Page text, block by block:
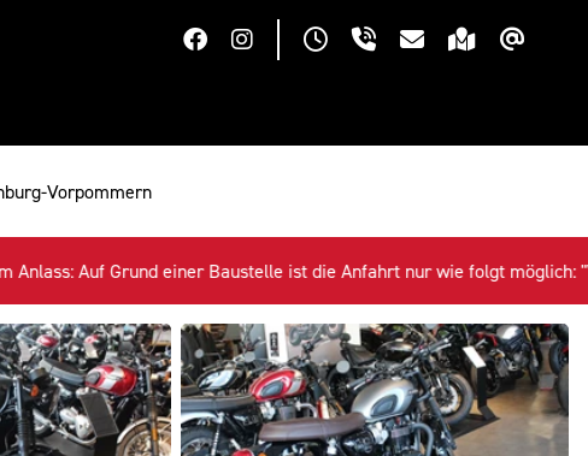
Vorpommern
einer Baustelle ist die Anfahrt nur wie folgt möglich: "Warnowufer" ->